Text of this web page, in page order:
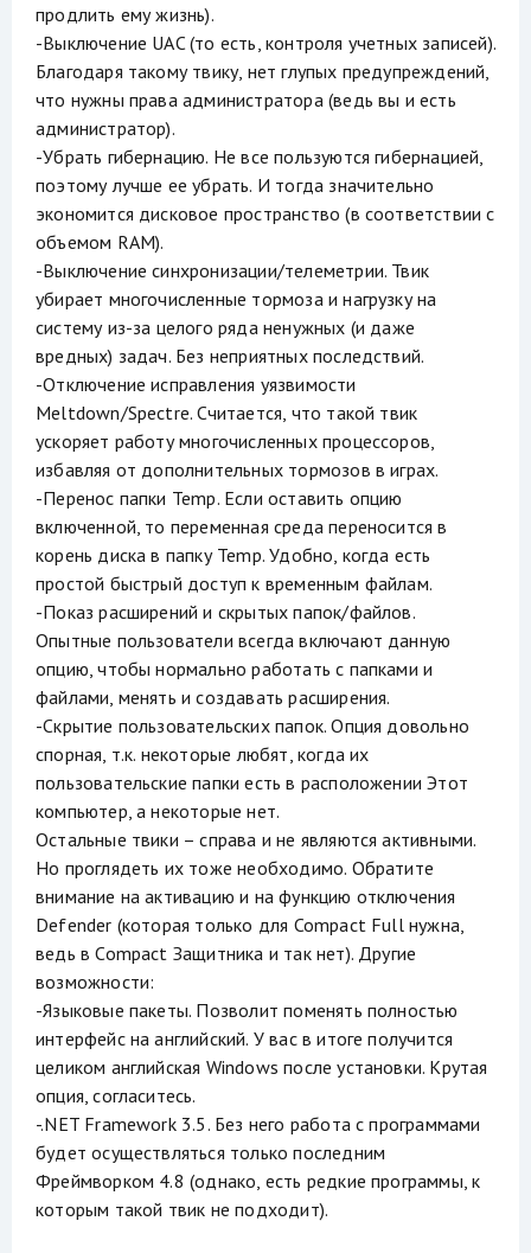
продлить ему жизнь).
-Выключение UAC (то есть, контроля учетных записей).
Благодаря такому твику, нет глупых предупреждений,
что нужны права администратора (ведь вы и есть
администратор).
-Убрать гибернацию. Не все пользуются гибернацией,
поэтому лучше ее убрать. И тогда значительно
экономится дисковое пространство (в соответствии с
объемом RAM).
-Выключение синхронизации/телеметрии. Твик
убирает многочисленные тормоза и нагрузку на
систему из-за целого ряда ненужных (и даже
вредных) задач. Без неприятных последствий.
-Отключение исправления уязвимости
Meltdown/Spectre. Считается, что такой твик
ускоряет работу многочисленных процессоров,
избавляя от дополнительных тормозов в играх.
-Перенос папки Temp. Если оставить опцию
включенной, то переменная среда переносится в
корень диска в папку Temp. Удобно, когда есть
простой быстрый доступ к временным файлам.
-Показ расширений и скрытых папок/файлов.
Опытные пользователи всегда включают данную
опцию, чтобы нормально работать с папками и
файлами, менять и создавать расширения.
-Скрытие пользовательских папок. Опция довольно
спорная, т.к. некоторые любят, когда их
пользовательские папки есть в расположении Этот
компьютер, а некоторые нет.
Остальные твики – справа и не являются активными.
Но проглядеть их тоже необходимо. Обратите
внимание на активацию и на функцию отключения
Defender (которая только для Compact Full нужна,
ведь в Compact Защитника и так нет). Другие
возможности:
-Языковые пакеты. Позволит поменять полностью
интерфейс на английский. У вас в итоге получится
целиком английская Windows после установки. Крутая
опция, согласитесь.
-.NET Framework 3.5. Без него работа с программами
будет осуществляться только последним
Фреймворком 4.8 (однако, есть редкие программы, к
которым такой твик не подходит).